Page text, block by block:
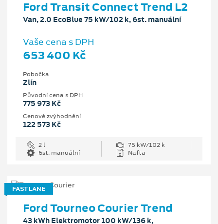
Ford Transit Connect Trend L2
Van, 2.0 EcoBlue 75 kW/102 k, 6st. manuální
Vaše cena s DPH
653 400 Kč
Pobočka
Zlín
Původní cena s DPH
775 973 Kč
Cenové zvýhodnění
122 573 Kč
2 l
75 kW/102 k
6st. manuální
Nafta
FAST LANE
Ford Tourneo Courier Trend
43 kWh Elektromotor 100 kW/136 k,